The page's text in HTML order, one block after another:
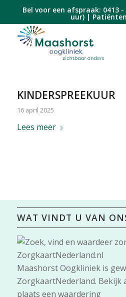
Bel voor een afspraak: 0413 -
uur) |
KINDERSPREEKUUR
16 april 2025
Lees meer
WAT VINDT U VAN
Maashorst Oogkliniekis
ZorgkaartNederland. Bekijk
plaats een waardering